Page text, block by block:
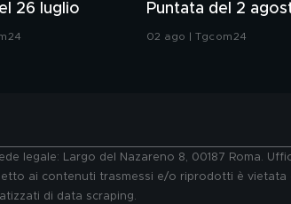
26 luglio Puntata del 2
02 ago | Tgcom24
legale: Largo del Nazareno 8, 00187 Roma.
ai contenuti trasmessi e/o riprodotti è
di data scraping.